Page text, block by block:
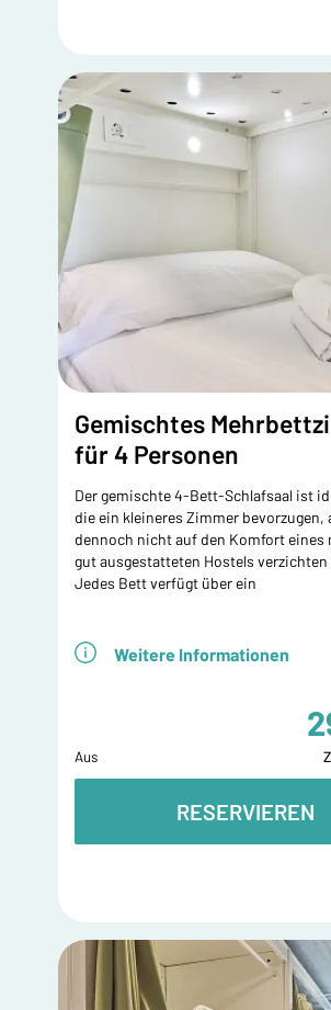
Gemischtes
für 4 Personen
Der gemischte 4-Bett-Schlafsaal ist
die ein kleineres Zimmer bevorzugen,
dennoch nicht auf den Komfort eines
gut ausgestatteten Hostels
Jedes Bett verfügt über ein
Weitere Informationen
Aus
RESERVIEREN